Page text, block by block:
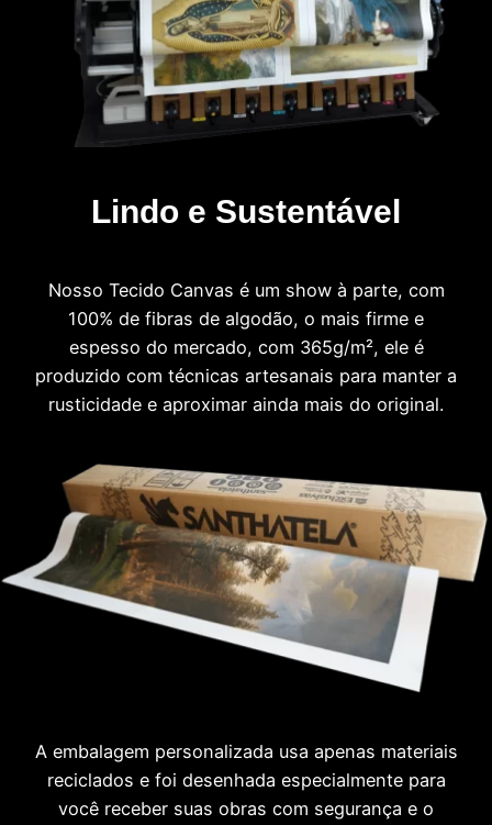
Lindo e Sustentável
Nosso Tecido Canvas é um show à parte, com
100% de fibras de algodão, o mais firme e
espesso do mercado, com 365g/m², ele é
produzido com técnicas artesanais para manter a
rusticidade e aproximar ainda mais do original.
A embalagem personalizada usa apenas materiais
reciclados e foi desenhada especialmente para
você receber suas obras com segurança e o